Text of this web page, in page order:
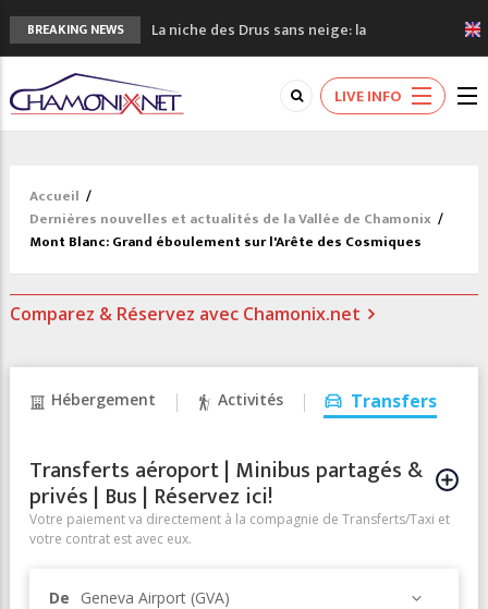
BREAKING NEWS
La niche des Drus sans neige: la
sécheresse en haute montagne
3 bonnes raisons pour visiter le nouveau
Musée du Mont-Blanc
Accidents en montagne: 3 personnes sont
à pied à Chamonix
3eme Chamonix Vallée Classics Festival
LIVE INFO
Accueil /
Dernières nouvelles et actualités de la Vallée de Chamonix /
Mont Blanc: Grand éboulement sur l'Arête des Cosmiques
Comparez & Réservez avec Chamonix.net
Hébergement Activités Transfers
Transferts aéroport | Minibus partagés &
privés | Bus | Réservez ici!
Votre paiement va directement à la compagnie de Transferts/Taxi et
votre contrat est avec eux.
De Geneva Airport (GVA)